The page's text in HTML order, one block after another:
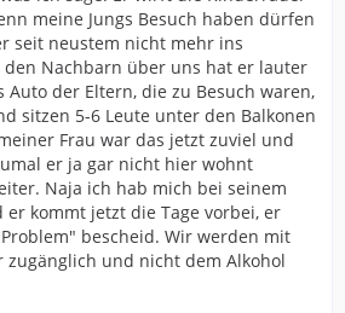
meine Jungs Besuch haben dürfen
seit neustem nicht mehr ins
Nachbarn über uns hat er lauter
Auto der Eltern, die zu Besuch waren,
sitzen 5-6 Leute unter den Balkonen
Frau war das jetzt zuviel und
er ja gar nicht hier wohnt
Naja ich hab mich bei seinem
kommt jetzt die Tage vorbei, er
bescheid. Wir werden mit
zugänglich und nicht dem Alkohol